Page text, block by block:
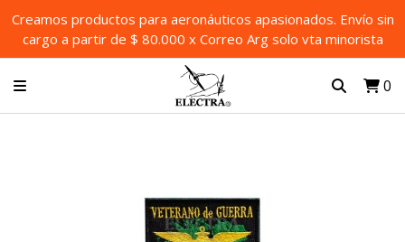
Creamos productos para aeronáuticos apasionados. Envío sin
cargo a partir de $ 80.000 x Correo Arg solo vta minorista
0